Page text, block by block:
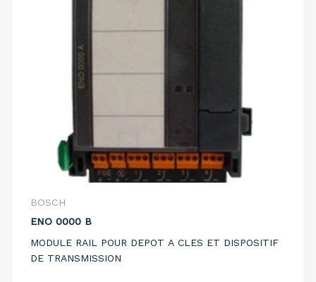
BOSCH
ENO 0000 B
MODULE RAIL POUR DEPOT A CLES ET DISPOSITIF
DE TRANSMISSION